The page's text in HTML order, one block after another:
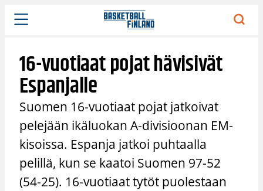
Siirry
sisältöön
16-vuotiaat pojat hävisivät
Espanjalle
Suomen 16-vuotiaat pojat jatkoivat
pelejään ikäluokan A-divisioonan EM-
kisoissa. Espanja jatkoi puhtaalla
pelillä, kun se kaatoi Suomen 97-52
(54-25). 16-vuotiaat tytöt puolestaan